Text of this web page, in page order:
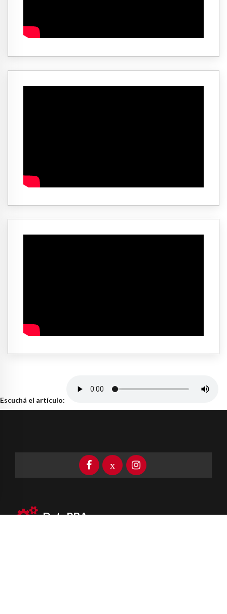
Escuchá el artículo:
DataPBA